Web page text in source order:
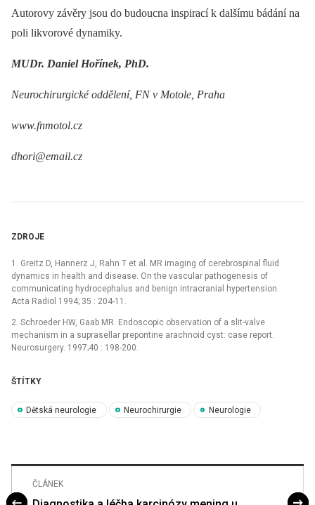
Autorovy závěry jsou do budoucna inspirací k dalšímu bádání na
poli likvorové dynamiky.
MUDr. Daniel Hořínek, PhD.
Neurochirurgické oddělení, FN v Motole, Praha
www.fnmotol.cz
dhori@email.cz
ZDROJE
1. Greitz D, Hannerz J, Rahn T et al. MR imaging of cerebrospinal fluid
dynamics in health and disease. On the vascular pathogenesis of
communicating hydrocephalus and benign intracranial hypertension.
Acta Radiol 1994; 35 : 204-11.
2. Schroeder HW, Gaab MR. Endoscopic observation of a slit-valve
mechanism in a suprasellar prepontine arachnoid cyst: case report.
Neurosurgery. 1997;40 : 198-200.
ŠTÍTKY
Dětská neurologie Neurochirurgie Neurologie
ČLÁNEK